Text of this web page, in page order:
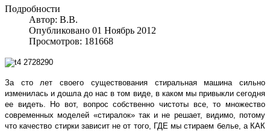
Подробности
Автор: В.В.
Опубликовано 01 Ноябрь 2012
Просмотров: 181668
За сто лет своего существования стиральная машина сильно
изменилась и дошла до нас в том виде, в каком мы привыкли сегодня
ее видеть. Но вот, вопрос собственно чистоты все, то множество
современных моделей «стиралок» так и не решает, видимо, потому
что качество стирки зависит не от того, ГДЕ мы стираем белье, а КАК